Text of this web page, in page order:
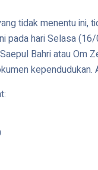
tidak menentu
pada hari Selasa
Bahri atau Om
kependudukan.